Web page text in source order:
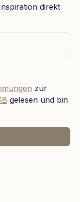
direkt
zur
gelesen und bin